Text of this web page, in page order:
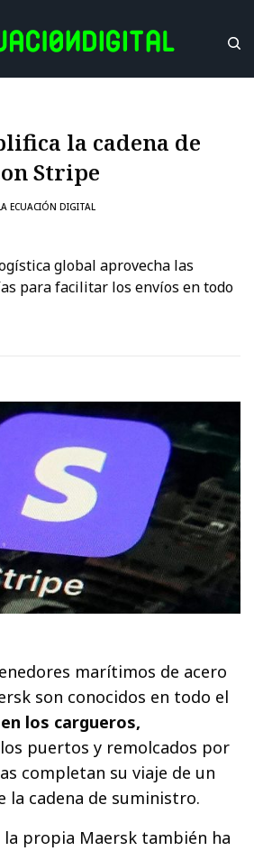
la cadena de
Stripe
ECUACIÓN DIGITAL
global aprovecha las
para facilitar los envíos en todo
marítimos de acero
son conocidos en todo el
los cargueros,
puertos y remolcados por
completan su viaje de un
la cadena de suministro.
la propia Maersk también ha